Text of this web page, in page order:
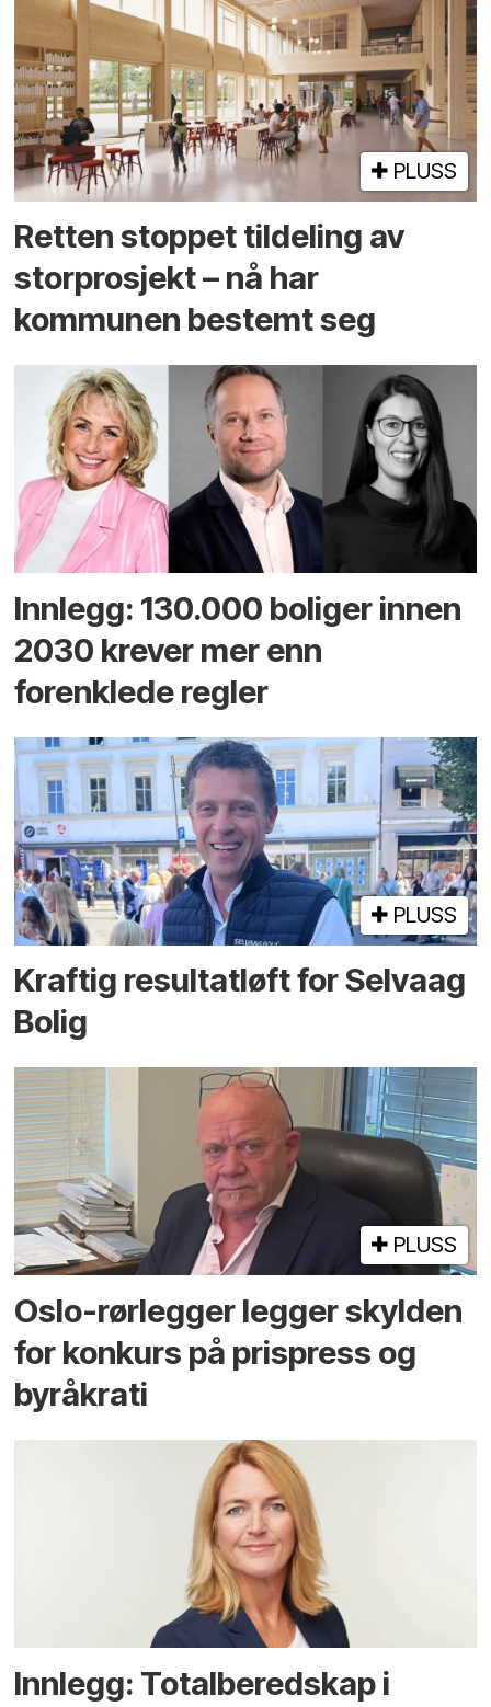
PLUSS
Retten stoppet tildeling av
storprosjekt – nå har
kommunen bestemt seg
Innlegg: 130.000 boliger innen
2030 krever mer enn
forenklede regler
PLUSS
Kraftig resultatløft for Selvaag
Bolig
PLUSS
Oslo-rørlegger legger skylden
for konkurs på prispress og
byråkrati
Innlegg: Totalberedskap i